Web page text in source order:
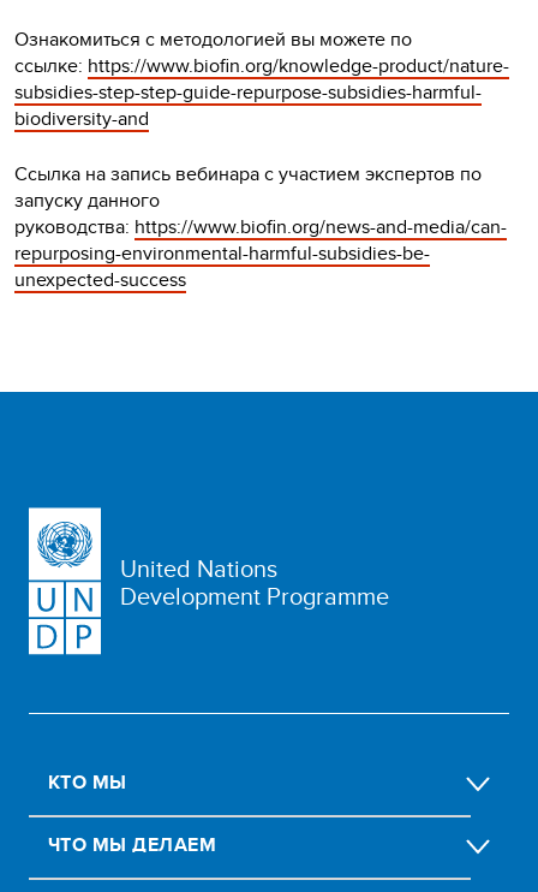
Ознакомиться с методологией вы можете по
ссылке: https://www.biofin.org/knowledge-product/nature-
subsidies-step-step-guide-repurpose-subsidies-harmful-
biodiversity-and
Ссылка на запись вебинара с участием экспертов по
запуску данного
руководства: https://www.biofin.org/news-and-media/can-
repurposing-environmental-harmful-subsidies-be-
unexpected-success
United Nations
Development Programme
КТО МЫ
ЧТО МЫ ДЕЛАЕМ